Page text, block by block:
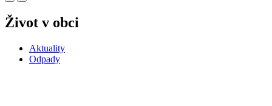
Život v obci
Aktuality
Odpady